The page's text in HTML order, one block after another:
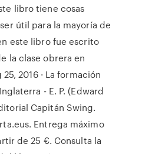
libro tiene cosas
útil para la mayoría de
este libro fue escrito
la clase obrera en
2016 · La formación
- E. P. (Edward
Capitán Swing.
Entrega máximo
de 25 €. Consulta la